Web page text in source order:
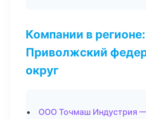
Компании в регионе:
Приволжский
округ
ООО Точмаш Индустрия